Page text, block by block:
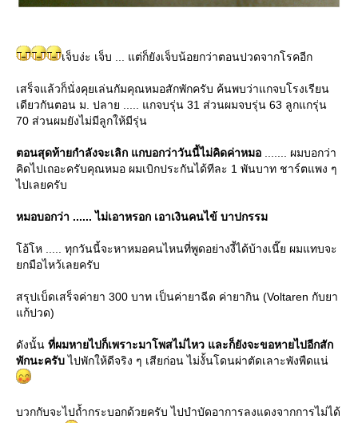
เจ็บง่ะ เจ็บ ... แต่ก็ยังเจ็บน้อยกว่าตอนปวดจากโรคอีก
เสร็จแล้วก็นั่งคุยเล่นกัมคุณหมอสักพักครับ ค้นพบว่าแกจบโรงเรียน
เดียวกันตอน ม. ปลาย ..... แกจบรุ่น 31 ส่วนผมจบรุ่น 63 ลูกแกรุ่น
70 ส่วนผมยังไม่มีลูกให้มีรุ่น
ตอนสุดท้ายกำลังจะเลิก แกบอกว่าวันนี้ไม่คิดค่าหมอ
....... ผมบอกว่า
คิดไปเถอะครับคุณหมอ ผมเบิกประกันได้ทีละ 1 พันบาท ชาร์ตแพง ๆ
ไปเลยครับ
หมอบอกว่า ...... ไม่เอาหรอก เอาเงินคนไข้ บาปกรรม
อ้โห ..... ทุกวันนี้จะหาหมอคนไหนที่พูดอย่างงี้ได้บ้างเนี๊ย ผมแทบจะ
กมือไหว้เลยครับ
สรุปเบ็ดเสร็จค่ายา 300 บาท เป็นค่ายาฉีด ค่ายากิน (Voltaren กับยา
ก้ปวด)
ดังนั้น ที่ผมหายไปก็เพราะมาโพสไม่ไหว และก็ยังจะขอหายไปอีกสัก
พักนะครับไปพักให้ดีจริง ๆ เสียก่อน ไม่งั้นโดนผ่าตัดเลาะพังพืดแน่
บวกกับจะไปถ้ำกระบอกด้วยครับ ไปบำบัดอาการลงแดงจากการไม่ได้